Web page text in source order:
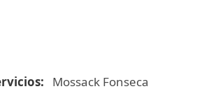
Mossack Fonseca